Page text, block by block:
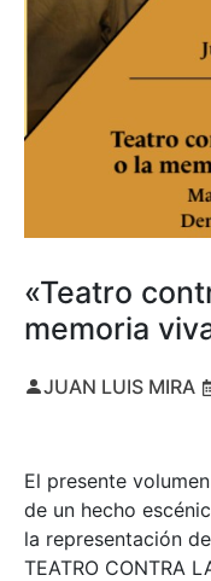
«Teatro
memoria
JUAN LUIS MIRA
El presente
de un hecho
la representación
TEATRO CONTRA